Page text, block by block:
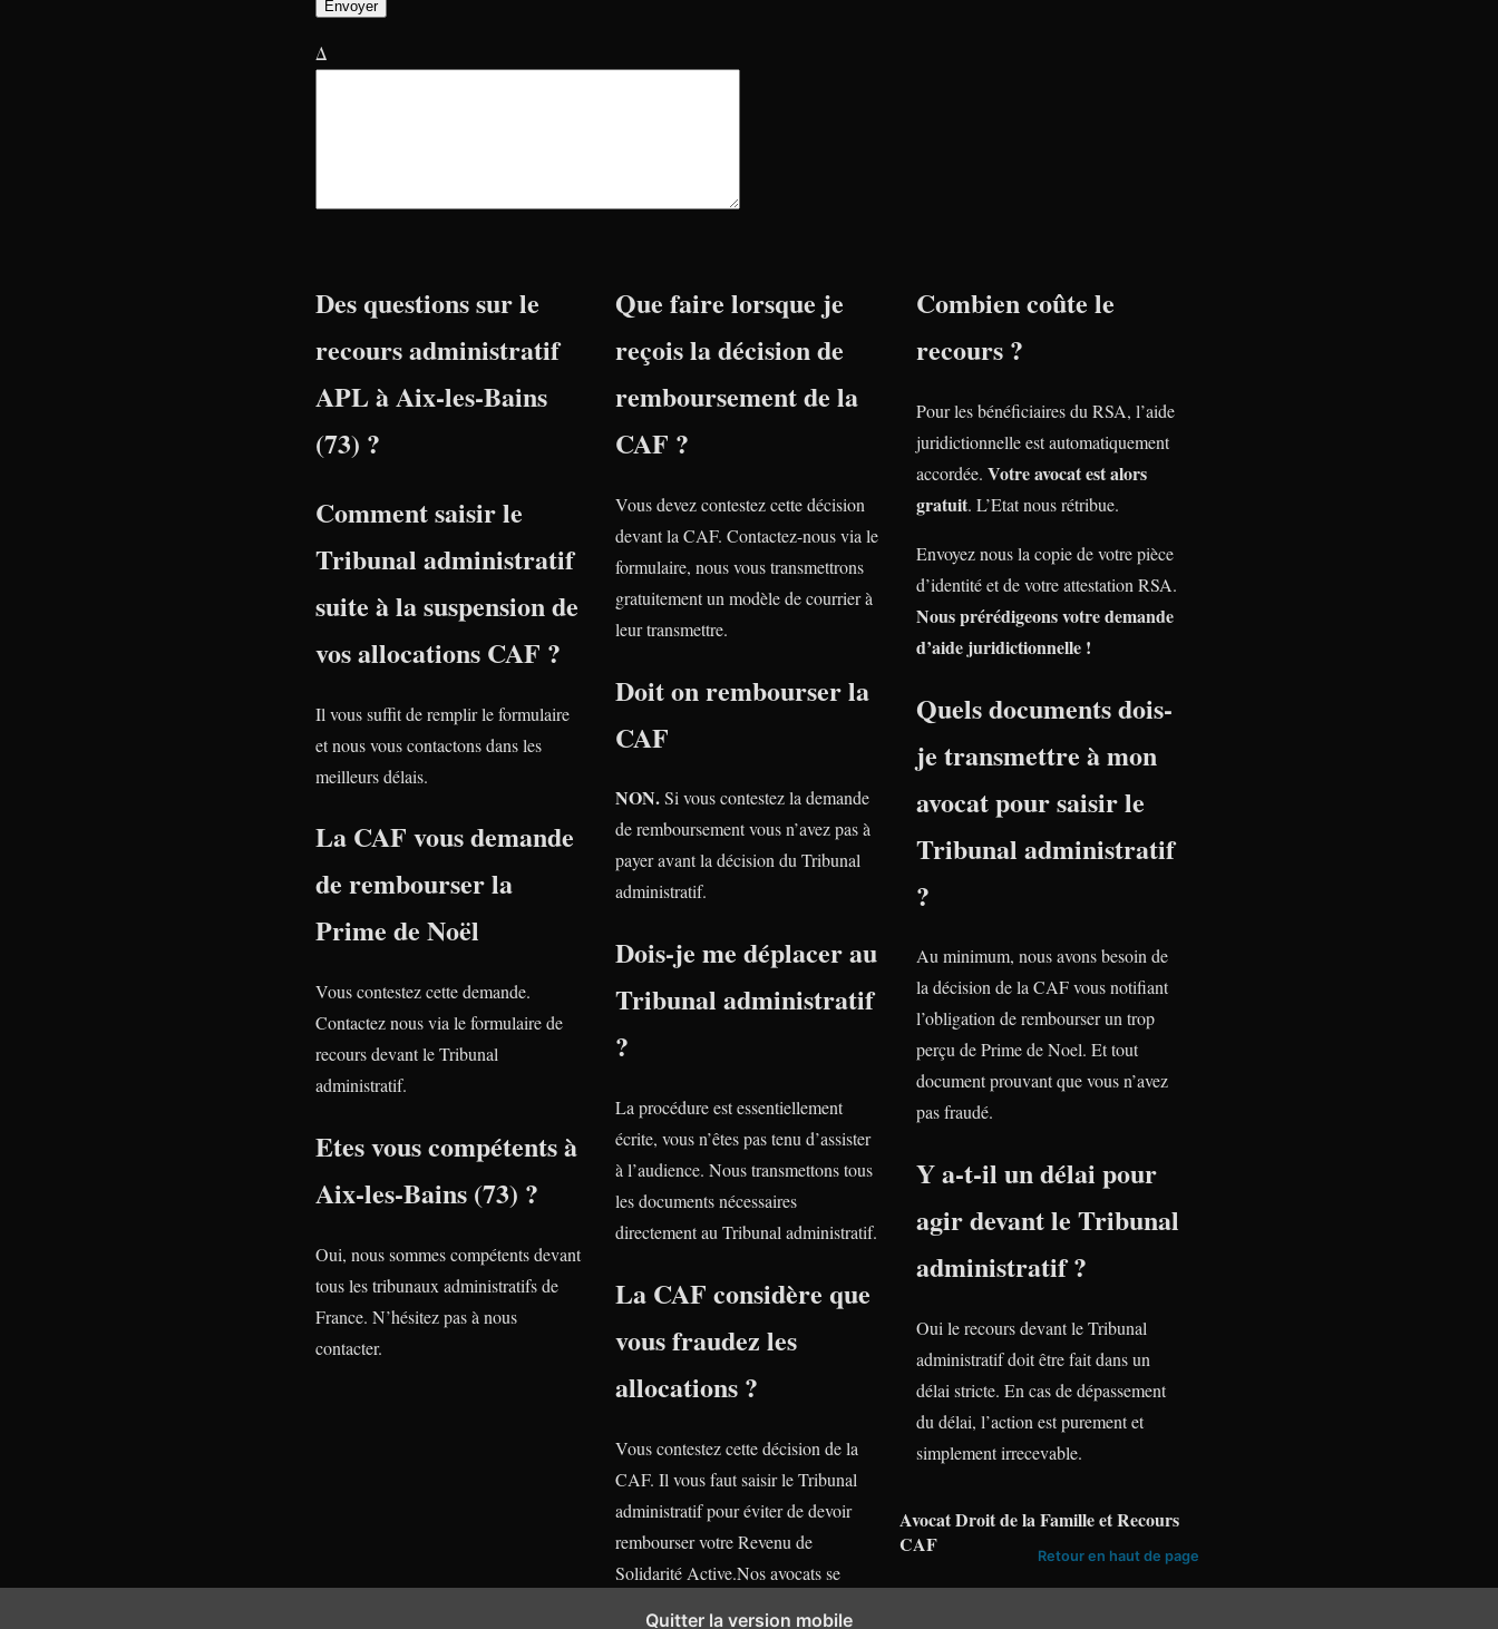
Δ
Des questions sur le
recours administratif
APL à Aix-les-Bains
(73) ?
Comment saisir le
Tribunal administratif
suite à la suspension de
vos allocations CAF ?
Il vous suffit de remplir le formulaire
et nous vous contactons dans les
meilleurs délais.
La CAF vous demande
de rembourser la
Prime de Noël
Vous contestez cette demande.
Contactez nous via le formulaire de
recours devant le Tribunal
administratif.
Etes vous compétents à
Aix-les-Bains (73) ?
Oui, nous sommes compétents devant
tous les tribunaux administratifs de
France. N’hésitez pas à nous
contacter.
Que faire lorsque je
reçois la décision de
remboursement de la
CAF ?
Vous devez contestez cette décision
devant la CAF. Contactez-nous via le
formulaire, nous vous transmettrons
gratuitement un modèle de courrier à
leur transmettre.
Doit on rembourser la
CAF
NON.Si vous contestez la demande
de remboursement vous n’avez pas à
payer avant la décision du Tribunal
administratif.
Dois-je me déplacer au
Tribunal administratif
?
La procédure est essentiellement
écrite, vous n’êtes pas tenu d’assister
à l’audience. Nous transmettons tous
les documents nécessaires
directement au Tribunal administratif.
La CAF considère que
vous fraudez les
allocations ?
Vous contestez cette décision de la
CAF. Il vous faut saisir le Tribunal
administratif pour éviter de devoir
rembourser votre Revenu de
Solidarité Active.Nos avocats se
Combien coûte le
recours ?
Pour les bénéficiaires du RSA, l’aide
juridictionnelle est automatiquement
accordée. Votre avocat est alors
gratuit. L’Etat nous rétribue.
Envoyez nous la copie de votre pièce
d’identité et de votre attestation RSA.
Nous prérédigeons votre demande
d’aide juridictionnelle !
Quels documents dois-
je transmettre à mon
avocat pour saisir le
Tribunal administratif
?
Au minimum, nous avons besoin de
la décision de la CAF vous notifiant
l’obligation de rembourser un trop
perçu de Prime de Noel. Et tout
document prouvant que vous n’avez
pas fraudé.
Y a-t-il un délai pour
agir devant le Tribunal
administratif ?
Oui le recours devant le Tribunal
administratif doit être fait dans un
délai stricte. En cas de dépassement
du délai, l’action est purement et
simplement irrecevable.
Avocat Droit de la Famille et Recours
CAF
Retour en haut de page
Quitter la version mobile